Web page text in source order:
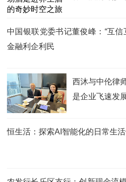
中国银联党委书记董俊峰：“互
金融利企利民
西沐与中伦律
是企业飞速发
恒生活：探索AI智能化的日常生